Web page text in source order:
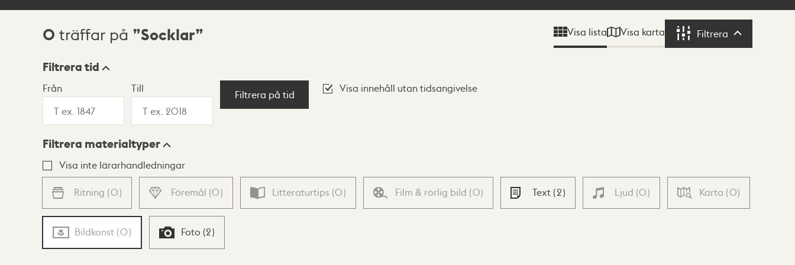
Sökresultat
0 träffar på Socklar Visa lista Visa karta Filtrera Filtrera
Visningsläge
Lista Karta
Filtrera tid
Från Till
Filtrera på tid
Visa innehåll utan tidsangivelse
Filtrera materialtyper
Visa inte lärarhandledningar
Ritning (0) Föremål (0) Litteraturtips (0) Film & rörlig bild (0) Text (2) Ljud (0) Karta (0)
Bildkonst (0) Foto (2)